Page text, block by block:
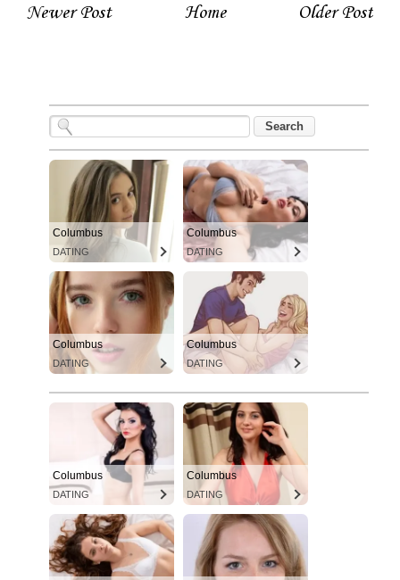
Newer Post Older Post
Home
Columbus
DATING
Columbus
DATING
Columbus
DATING
Columbus
DATING
Columbus
DATING
Columbus
DATING